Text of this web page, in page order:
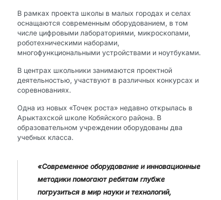
В рамках проекта школы в малых городах и селах
оснащаются современным оборудованием, в том
числе цифровыми лабораториями, микроскопами,
роботехническими наборами,
многофункциональными устройствами и ноутбуками.
В центрах школьники занимаются проектной
деятельностью, участвуют в различных конкурсах и
соревнованиях.
Одна из новых «Точек роста» недавно открылась в
Арыктахской школе Кобяйского района. В
образовательном учреждении оборудованы два
учебных класса.
«Современное оборудование и инновационные
методики помогают ребятам глубже
погрузиться в мир науки и технологий,